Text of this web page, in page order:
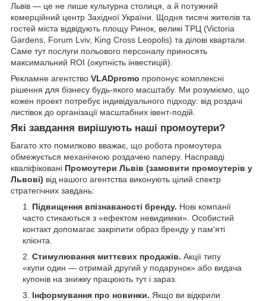
Львів — це не лише культурна столиця, а й потужний
комерційний центр Західної України. Щодня тисячі жителів та
гостей міста відвідують площу Ринок, великі ТРЦ (Victoria
Gardens, Forum Lviv, King Cross Leopolis) та ділові квартали.
Саме тут послуги польового персоналу приносять
максимальний ROI (окупність інвестицій).
Рекламне агентство VLADpromo пропонує комплексні
рішення для бізнесу будь-якого масштабу. Ми розуміємо, що
кожен проект потребує індивідуального підходу: від роздачі
листівок до організації масштабних івент-подій.
Які завдання вирішують наші промоутери?
Багато хто помилково вважає, що робота промоутера
обмежується механічною роздачею паперу. Насправді
кваліфіковані Промоутери Львів (замовити промоутерів у
Львові) від нашого агентства виконують цілий спектр
стратегічних завдань:
Підвищення впізнаваності бренду. Нові компанії
часто стикаються з «ефектом невидимки». Особистий
контакт допомагає закріпити образ бренду у пам'яті
клієнта.
Стимулювання миттєвих продажів. Акції типу
«купи один — отримай другий у подарунок» або видача
купонів на знижку працюють тут і зараз.
Інформування про новинки. Якщо ви відкрили